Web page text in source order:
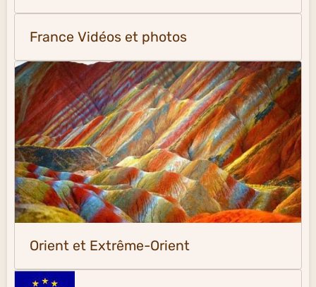
France Vidéos et photos
Orient et Extrême-Orient